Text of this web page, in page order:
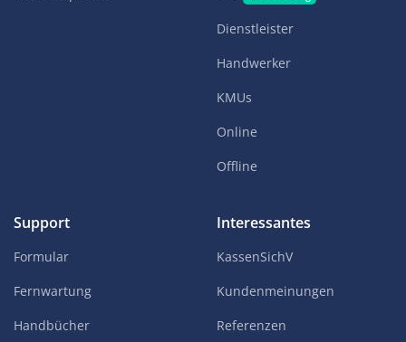
Dienstleister
Handwerker
KMUs
Online
Offline
Support
Formular
Fernwartung
Handbücher
Interessantes
KassenSichV
Kundenmeinungen
Referenzen